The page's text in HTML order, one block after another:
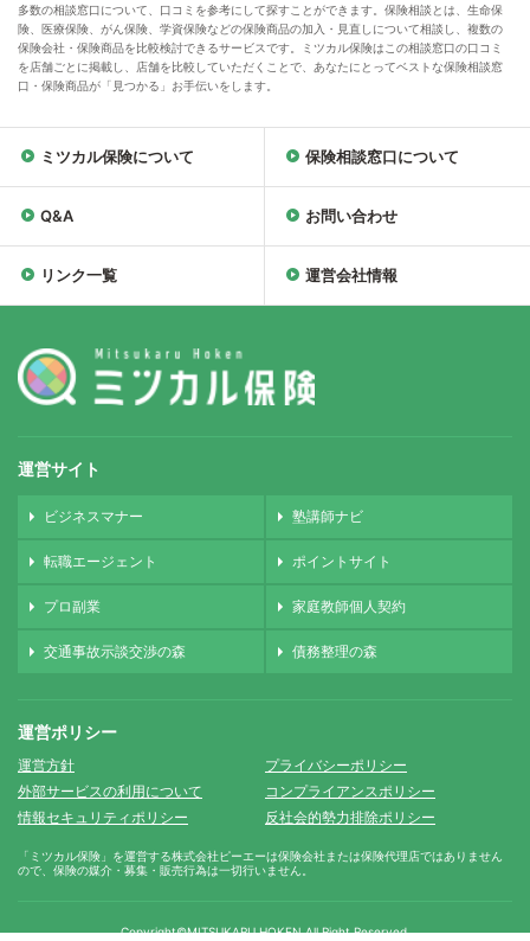
多数の相談窓口について、口コミを参考にして探すことができます。保険相談とは、生命保
険、医療保険、がん保険、学資保険などの保険商品の加入・見直しについて相談し、複数の
保険会社・保険商品を比較検討できるサービスです。ミツカル保険はこの相談窓口の口コミ
を店舗ごとに掲載し、店舗を比較していただくことで、あなたにとってベストな保険相談窓
口・保険商品が「見つかる」お手伝いをします。
ミツカル保険について 保険相談窓口について
Q&A お問い合わせ
リンク一覧 運営会社情報
運営サイト
ビジネスマナー 塾講師ナビ
転職エージェント ポイントサイト
プロ副業 家庭教師個人契約
交通事故示談交渉の森 債務整理の森
運営ポリシー
運営方針
プライバシーポリシー
外部サービスの利用について
コンプライアンスポリシー
情報セキュリティポリシー
反社会的勢力排除ポリシー
「ミツカル保険」を運営する株式会社ピーエーは保険会社または保険代理店ではありません
ので、保険の媒介・募集・販売行為は一切行いません。
Copyright©MITSUKARU HOKEN.All Right Reserved.